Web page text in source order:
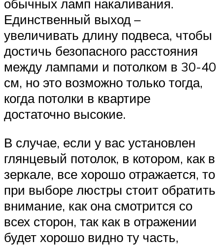
обычных ламп накаливания.
Единственный выход –
увеличивать длину подвеса, чтобы
достичь безопасного расстояния
между лампами и потолком в 30-40
см, но это возможно только тогда,
когда потолки в квартире
достаточно высокие.
В случае, если у вас установлен
глянцевый потолок, в котором, как в
зеркале, все хорошо отражается, то
при выборе люстры стоит обратить
внимание, как она смотрится со
всех сторон, так как в отражении
будет хорошо видно ту часть,